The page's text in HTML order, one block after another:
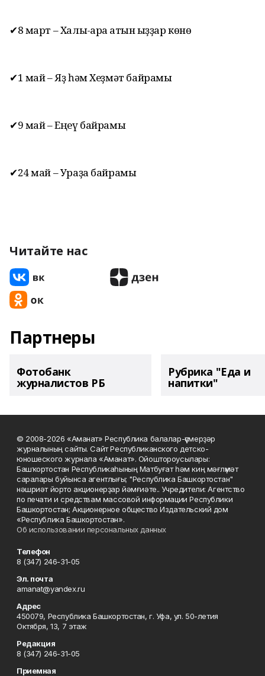
✔8 март – Халыҡ-ара ҡатын ҡыҙҙар көнө
✔1 май – Яҙ һәм Хеҙмәт байрамы
✔9 май – Еңеү байрамы
✔24 май – Ураҙа байрамы
Читайте нас
Партнеры
Фотобанк
журналистов РБ
Рубрика "Еда и
напитки"
© 2008-2026 «Аманат» Республика балалар-үҫмерҙәр
журналының сайты. Сайт Республиканского детско-
юношеского журнала «Аманат». Ойоштороусылары:
Башҡортостан Республикаһының Матбуғат һәм киң мәғлүмәт
саралары буйынса агентлығы; "Республика Башкортостан"
нәшриәт йорто акционерҙар йәмғиәте.. Учредители: Агентство
по печати и средствам массовой информации Республики
Башкортостан; Акционерное общество Издательский дом
«Республика Башкортостан».
Об использовании персональных данных
Телефон
8 (347) 246-31-05
Эл. почта
amanat@yandex.ru
Адрес
450079, Республика Башкортостан, г. Уфа, ул. 50-летия
Октября, 13, 7 этаж
Редакция
8 (347) 246-31-05
Приемная